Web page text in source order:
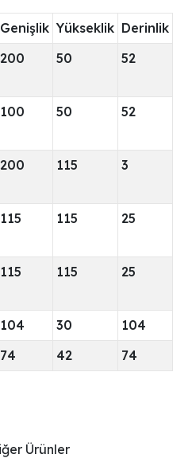
Genişlik Yükseklik Derinlik
200 50 52
100 50 52
200 115 3
115 115 25
115 115 25
104 30
104
74 42 74
Ürünler